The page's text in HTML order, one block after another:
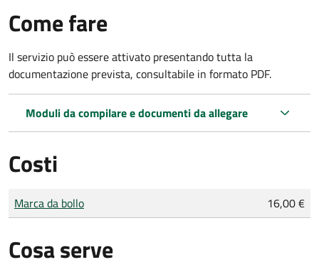
Come fare
Il servizio può essere attivato presentando tutta la
documentazione prevista, consultabile in formato PDF.
Moduli da compilare e documenti da allegare
Costi
Tipo di pagamento
Importo
Marca da bollo 16,00 €
Cosa serve